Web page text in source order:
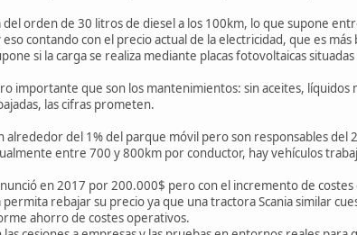
del orden de 30 litros de diesel a los 100km, lo que supone
contando con el precio actual de la electricidad, que es más
si la carga se realiza mediante placas fotovoltaicas
importante que son los mantenimientos: sin aceites,
las cifras prometen.
alrededor del 1% del parque móvil pero son responsables
entre 700 y 800km por conductor, hay vehículos
en 2017 por 200.000$ pero con el incremento de
permita rebajar su precio ya que una tractora Scania similar
ahorro de costes operativos.